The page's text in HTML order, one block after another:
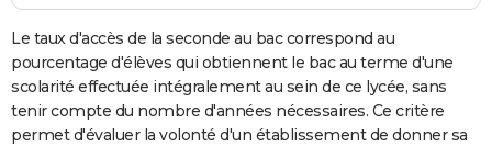
Le taux d'accès de la seconde au bac correspond au
pourcentage d'élèves qui obtiennent le bac au terme d'une
scolarité effectuée intégralement au sein de ce lycée, sans
tenir compte du nombre d'années nécessaires. Ce critère
permet d'évaluer la volonté d'un établissement de donner sa